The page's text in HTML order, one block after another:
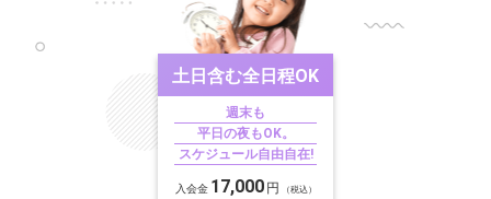
土日含む全日程OK
週末も
平日の夜もOK。
スケジュール自由自在!
入会金 17,000 円 （税込）